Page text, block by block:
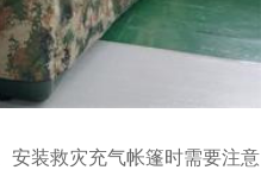
安装救灾充气帐篷时需要注意